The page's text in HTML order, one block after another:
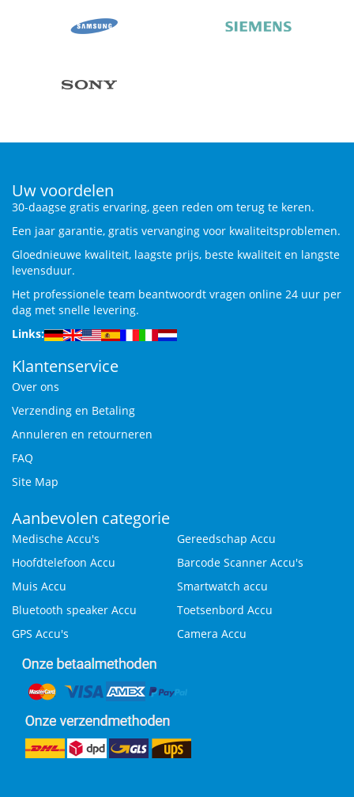
Uw voordelen
30-daagse gratis ervaring, geen reden om terug te keren.
Een jaar garantie, gratis vervanging voor kwaliteitsproblemen.
Gloednieuwe kwaliteit, laagste prijs, beste kwaliteit en langste
levensduur.
Het professionele team beantwoordt vragen online 24 uur per
dag met snelle levering.
Links:
Klantenservice
Over ons
Verzending en Betaling
Annuleren en retourneren
FAQ
Site Map
Aanbevolen categorie
Medische Accu's
Gereedschap Accu
Hoofdtelefoon Accu
Barcode Scanner Accu's
Muis Accu
Smartwatch accu
Bluetooth speaker Accu
Toetsenbord Accu
GPS Accu's
Camera Accu